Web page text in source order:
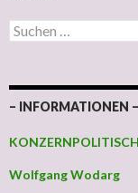
Suchen nach:
– INFORMATIONEN –
Wolfgang Wodarg